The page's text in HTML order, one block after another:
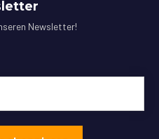
Newsletter!